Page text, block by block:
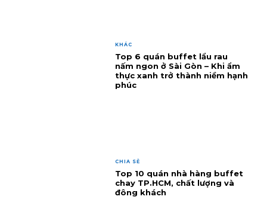
KHÁC
Top 6 quán buffet lẩu rau
nấm ngon ở Sài Gòn – Khi ẩm
thực xanh trở thành niềm hạnh
phúc
CHIA SẺ
Top 10 quán nhà hàng buffet
chay TP.HCM, chất lượng và
đông khách